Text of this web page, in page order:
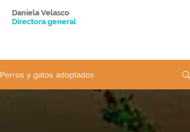
Daniela Velasco
Directora general
Perros y gatos adoptados